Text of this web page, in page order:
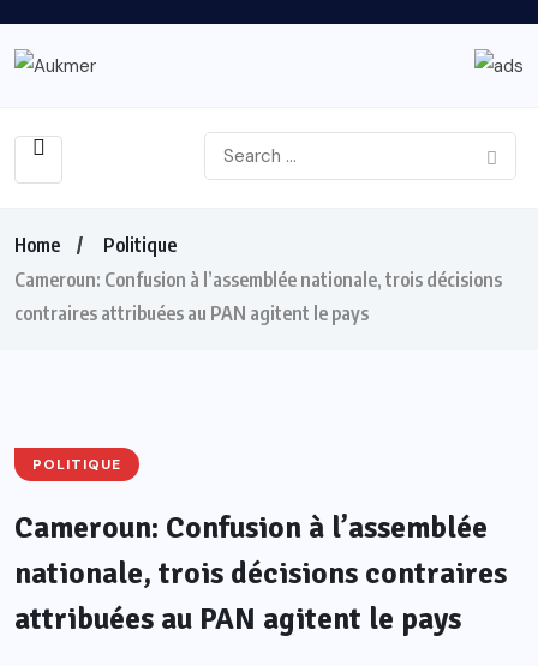
Home
Politique
Cameroun: Confusion à l’assemblée nationale, trois décisions
contraires attribuées au PAN agitent le pays
POLITIQUE
Cameroun: Confusion à l’assemblée
nationale, trois décisions contraires
attribuées au PAN agitent le pays